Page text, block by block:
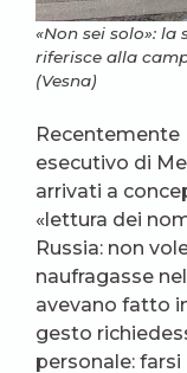
«Non sei solo»:
riferisce alla
(Vesna)
Recentemente
esecutivo di
arrivati a
«lettura dei
Russia: non
naufragasse
avevano fatto
gesto
personale: